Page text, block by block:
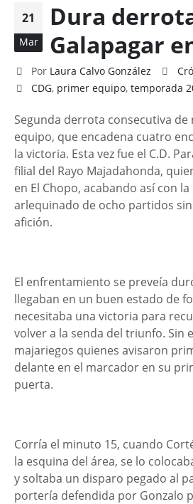
21
Mar
Dura
Galapagar
Por Laura Calvo González
CDG, primer equipo,temporada
Segunda derrota consecutiva
equipo, que encadena cuatro
la victoria. Esta vez fue el C.D.
filial del Rayo Majadahonda,
en El Chopo, acabando así con
arlequinado de ocho partidos
afición.
El enfrentamiento se preveía
llegaban en un buen estado de
necesitaba una victoria para
volver a la senda del triunfo. Sin
majariegos quienes avisaron
delante en el marcador en su
puerta.
Corría el minuto 15, cuando
la esquina del área, se lo
y soltaba un disparo pegado al
portería defendida por Gonzalo